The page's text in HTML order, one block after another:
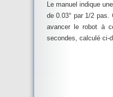
Le manuel indique
de 0.03° par 1/2 pas.
avancer le robot à
secondes, calculé ci-